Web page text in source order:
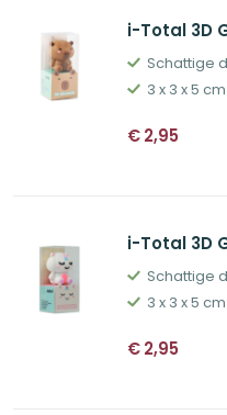
i-Total 3D
Schattige
3 x 3 x 5
€2,95
i-Total 3D
Schattige
3 x 3 x 5
€2,95